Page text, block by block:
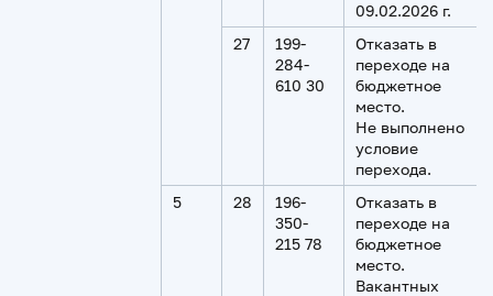
09.02.2026 г.
27
199-
284-
610 30
Отказать в
переходе на
бюджетное
место.
Не выполнено
условие
перехода.
5
28
196-
350-
215 78
Отказать в
переходе на
бюджетное
место.
Вакантных